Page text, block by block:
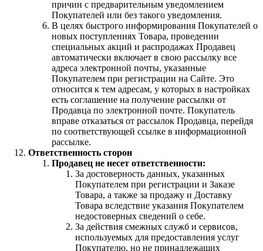
причин с предварительным уведомлением
Покупателей или без такого уведомления.
В целях быстрого информирования Покупателей о
новых поступлениях Товара, проведении
специальных акций и распродажах Продавец
автоматически включает в свою рассылку все
адреса электронной почты, указанные
Покупателем при регистрации на Сайте. Это
относится к тем адресам, у которых в настройках
есть соглашение на получение рассылки от
Продавца по электронной почте. Покупатель
вправе отказаться от рассылок Продавца, перейдя
по соответствующей ссылке в информационной
рассылке.
Ответственность сторон
Продавец не несет ответственности:
За достоверность данных, указанных
Покупателем при регистрации и Заказе
Товара, а также за продажу и Доставку
Товара вследствие указания Покупателем
недостоверных сведений о себе.
За действия смежных служб и сервисов,
используемых для предоставления услуг
Покупателю, но не принадлежащих